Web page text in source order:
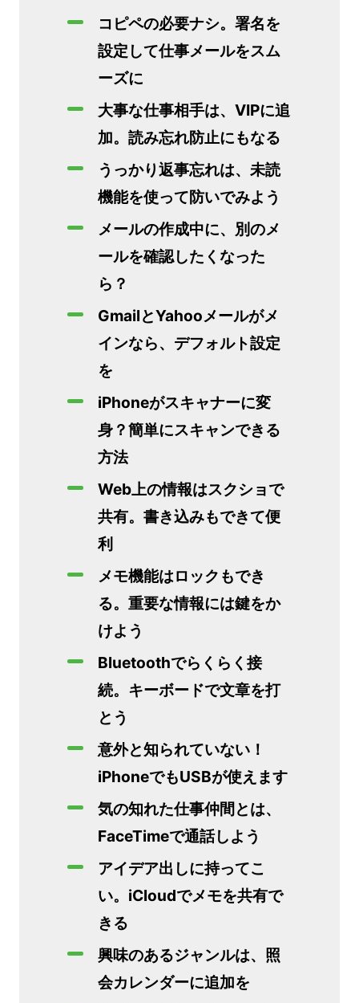
コピペの必要ナシ。署名を
設定して仕事メールをスム
ーズに
大事な仕事相手は、VIPに追
加。読み忘れ防止にもなる
うっかり返事忘れは、未読
機能を使って防いでみよう
メールの作成中に、別のメ
ールを確認したくなった
ら？
GmailとYahooメールがメ
インなら、デフォルト設定
を
iPhoneがスキャナーに変
身？簡単にスキャンできる
方法
Web上の情報はスクショで
共有。書き込みもできて便
利
メモ機能はロックもでき
る。重要な情報には鍵をか
けよう
Bluetoothでらくらく接
続。キーボードで文章を打
とう
意外と知られていない！
iPhoneでもUSBが使えます
気の知れた仕事仲間とは、
FaceTimeで通話しよう
アイデア出しに持ってこ
い。iCloudでメモを共有で
きる
興味のあるジャンルは、照
会カレンダーに追加を